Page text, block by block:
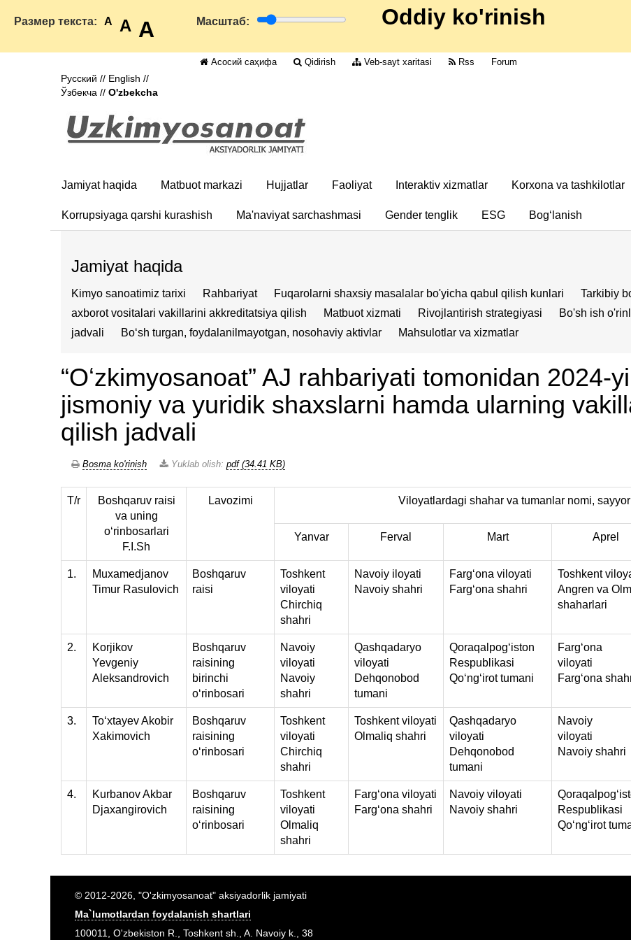
Размер текста: A A A Масштаб: Oddiy ko'rinish
Асосий саҳифа Qidirish Veb-sayt xaritasi Rss
Forum
Русский // English //
Ўзбекча // O'zbekcha
Jamiyat haqida Matbuot markazi Hujjatlar Faoliyat Interaktiv xizmatlar Korxona va tashkilotlar
Korrupsiyaga qarshi kurashish Ma'naviyat sarchashmasi Gender tenglik ESG Bog‘lanish
Jamiyat haqida
Kimyo sanoatimiz tarixi Rahbariyat Fuqarolarni shaxsiy masalalar bo'yicha qabul qilish kunlari Tarkibiy
axborot vositalari vakillarini akkreditatsiya qilish
Matbuot xizmati Rivojlantirish strategiyasi Bo'sh ish
jadvali
Bo‘sh turgan, foydalanilmayotgan, nosohaviy aktivlar Mahsulotlar va xizmatlar
“Oʻzkimyosanoat” AJ rahbariyati tomonidan 2024-
jismoniy va yuridik shaxslarni hamda ularning
qilish jadvali
Bosma ko'rinish Yuklab olish: pdf (34.41 KB)
T/r
Boshqaruv raisi
va uning
oʻrinbosarlari
F.I.Sh
Lavozimi Viloyatlardagi shahar va tumanlar nomi,
Yanvar Ferval Mart Aprel
1.
Muxamedjanov
Timur Rasulovich
Boshqaruv
raisi
Toshkent
viloyati
Chirchiq
shahri
Navoiy iloyati
Navoiy shahri
Farg‘ona viloyati
Farg‘ona shahri
Toshkent
Angren va
shaharlari
2.
Korjikov
Yevgeniy
Aleksandrovich
Boshqaruv
raisining
birinchi
oʻrinbosari
Navoiy
viloyati
Navoiy
shahri
Qashqadaryo
viloyati
Dehqonobod
tumani
Qoraqalpog‘iston
Respublikasi
Qo‘ng‘irot tumani
Farg‘ona
viloyati
Farg‘ona
3.
Toʻxtayev Akobir
Xakimovich
Boshqaruv
raisining
oʻrinbosari
Toshkent
viloyati
Chirchiq
shahri
Toshkent viloyati
Olmaliq shahri
Qashqadaryo
viloyati
Dehqonobod
tumani
Navoiy
viloyati
Navoiy shahri
4.
Kurbanov Akbar
Djaxangirovich
Boshqaruv
raisining
oʻrinbosari
Toshkent
viloyati
Olmaliq
shahri
Farg‘ona viloyati
Farg‘ona shahri
Navoiy viloyati
Navoiy shahri
Respublikasi
Qo‘ng‘irot
© 2012-2026, "O'zkimyosanoat" aksiyadorlik jamiyati
Ma`lumotlardan foydalanish shartlari
100011, O'zbekiston R., Toshkent sh., A. Navoiy k., 38